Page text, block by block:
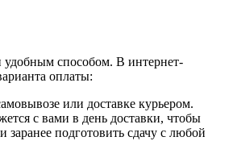
удобным способом. В интернет-
оплаты:
или доставке курьером.
с вами в день доставки, чтобы
заранее подготовить сдачу с любой